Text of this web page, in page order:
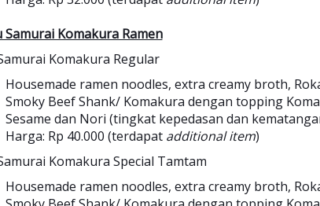
Samurai Komakura Ramen
Komakura Regular
Housemade ramen noodles, extra creamy broth,
Smoky Beef Shank/ Komakura dengan topping
Sesame dan Nori (tingkat kepedasan dan
Harga: Rp 40.000 (terdapat additional item)
Komakura Special Tamtam
Housemade ramen noodles, extra creamy broth,